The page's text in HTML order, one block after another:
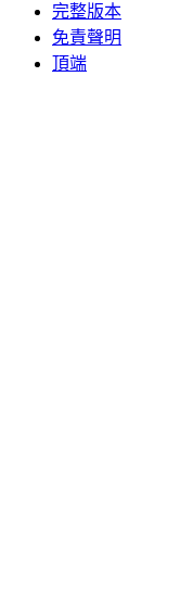
完整版本
免責聲明
頂端